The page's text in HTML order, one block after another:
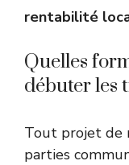
rentabilité
Quelles
débuter les
Tout projet de
parties